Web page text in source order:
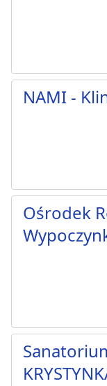
NAMI -
Ośrodek